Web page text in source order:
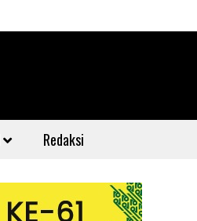
Redaksi